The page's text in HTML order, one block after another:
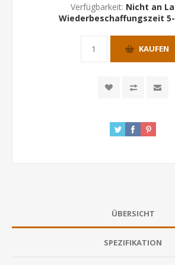
Verfügbarkeit: Nicht an
Wiederbeschaffungszeit
KAUFEN
ÜBERSICHT
SPEZIFIKATION